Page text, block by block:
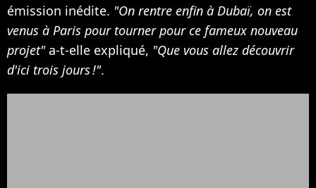
émission inédite. "On rentre enfin à Dubaï, on est
venus à Paris pour tourner pour ce fameux nouveau
projet"a-t-elle expliqué, "Que vous allez découvrir
d'ici trois jours !".